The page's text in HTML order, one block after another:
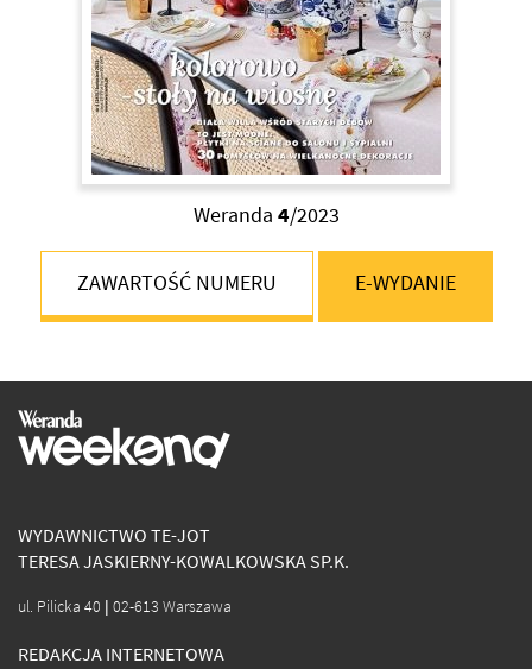
2020
2022
2023
Weranda 4/2023
ZAWARTOŚĆ NUMERU E-WYDANIE
WYDAWNICTWO TE-JOT
TERESA JASKIERNY-KOWALKOWSKA SP.K.
ul. Pilicka 40 | 02-613 Warszawa
REDAKCJA INTERNETOWA